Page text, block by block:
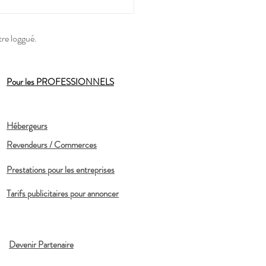
loggué.
Pour les PROFESSIONNELS
Hébergeurs
Revendeurs / Commerces
Prestations pour les entreprises
Tarifs publicitaires pour annoncer
Devenir Partenaire